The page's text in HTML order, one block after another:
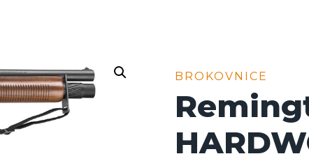
BROKOVNICE